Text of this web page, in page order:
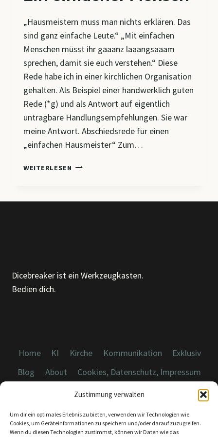
Zustimmung verwalten
Um dir ein optimales Erlebnis zu bieten, verwenden wir Technologien wie
Cookies, um Geräteinformationen zu speichern und/oder darauf zuzugreifen.
Wenn du diesen Technologien zustimmst, können wir Daten wie das
„Hausmeistern muss man nichts erklären. Das
sind ganz einfache Leute.“ „Mit einfachen
Menschen müsst ihr gaaanz laaangsaaam
sprechen, damit sie euch verstehen.“ Diese
Rede habe ich in einer kirchlichen Organisation
gehalten. Als Beispiel einer handwerklich guten
Rede (*g) und als Antwort auf eigentlich
untragbare Handlungsempfehlungen. Sie war
meine Antwort. Abschiedsrede für einen
„einfachen Hausmeister“ Zum…
WEITERLESEN EIN
Dicebreaker ist ein Werkzeugkasten.
Bedien dich.
Home KI Kirche Kommunikation
Exklusiv
Blog
About Cookies, Datenschutz, Impressum